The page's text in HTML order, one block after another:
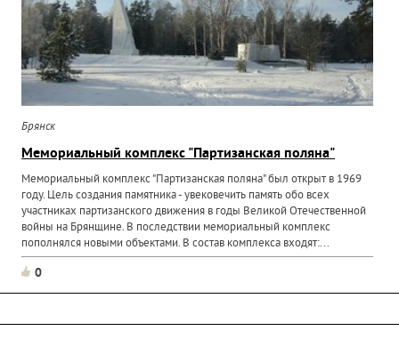
Брянск
Мемориальный комплекс "Партизанская поляна"
Мемориальный комплекс "Партизанская поляна" был открыт в 1969
году. Цель создания памятника - увековечить память обо всех
участниках партизанского движения в годы Великой Отечественной
войны на Брянщине. В последствии мемориальный комплекс
пополнялся новыми объектами. В состав комплекса входят:...
0